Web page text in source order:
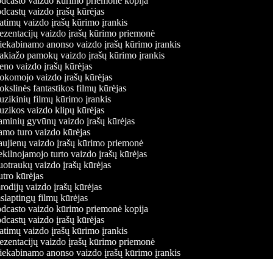
vaizdo įrašų kūrėjas
vaizdo įrašų kūrimo įrankis
vaizdo įrašų kūrimo priemonė
anonso vaizdo įrašų kūrimo įrankis
pamokų vaizdo įrašų kūrimo įrankis
vaizdo įrašų kūrėjas
vaizdo įrašų kūrėjas
fantastikos filmų kūrėjas
filmų kūrimo įrankis
vaizdo klipų kūrėjas
gyvūnų vaizdo įrašų kūrėjas
turo vaizdo kūrėjas
vaizdo įrašų kūrimo priemonė
turto vaizdo įrašų kūrėjas
vaizdo įrašų kūrėjas
kūrėjas
vaizdo įrašų kūrėjas
filmų kūrėjas
vaizdo kūrimo priemonė kopija
vaizdo įrašų kūrėjas
vaizdo įrašų kūrimo įrankis
vaizdo įrašų kūrimo priemonė
anonso vaizdo įrašų kūrimo įrankis